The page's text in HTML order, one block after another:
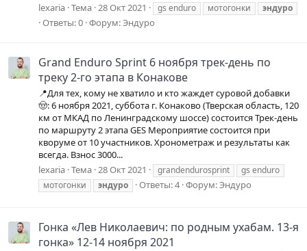
lexaria Тема 28 Окт 2021 gs enduro мотогонки эндуро
Ответы: 0 Форум:Эндуро
Grand Enduro Sprint 6 ноября трек-день по
треку 2-го этапа в Конакове
📍Для тех, кому не хватило и кто жаждет суровой добавки
🤠: 6 ноября 2021, суббота г. Конаково (Тверская область, 120
км от МКАД по Ленинградскому шоссе) состоится Трек-день
по маршруту 2 этапа GES Мероприятие состоится при
кворуме от 10 участников. Хронометраж и результаты как
всегда. Взнос 3000...
lexaria Тема 28 Окт 2021 grandendurosprint
gs enduro
мотогонки
эндуро Ответы: 4 Форум:Эндуро
Гонка «Лев Николаевич: по родным ухабам. 13-я
гонка» 12-14 ноября 2021